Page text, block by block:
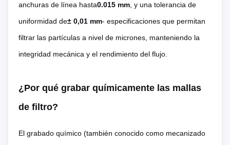
anchuras de línea hasta0.015 mm , y una tolerancia de
uniformidad de± 0,01 mm- especificaciones que permitan
filtrar las partículas a nivel de micrones, manteniendo la
integridad mecánica y el rendimiento del flujo.
¿Por qué grabar químicamente las mallas
de filtro?
El grabado químico (también conocido como mecanizado